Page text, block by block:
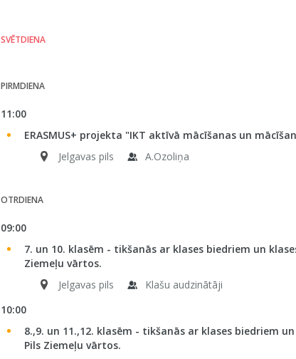
SVĒTDIENA
PIRMDIENA
11:00
ERASMUS+ projekta "IKT aktīvā mācīšanas un
Jelgavas pils
A.Ozoliņa
OTRDIENA
09:00
7. un 10. klasēm - tikšanās ar klases biedriem un
Ziemeļu vārtos.
Jelgavas pils
Klašu audzinātāji
10:00
8.,9. un 11.,12. klasēm - tikšanās ar klases biedriem
Pils Ziemeļu vārtos.